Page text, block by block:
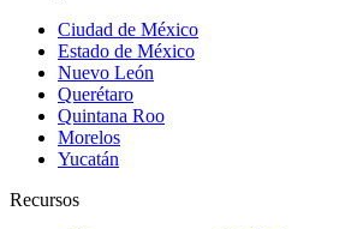
Ciudad de México
Estado de México
Nuevo León
Querétaro
Quintana Roo
Morelos
Yucatán
Recursos